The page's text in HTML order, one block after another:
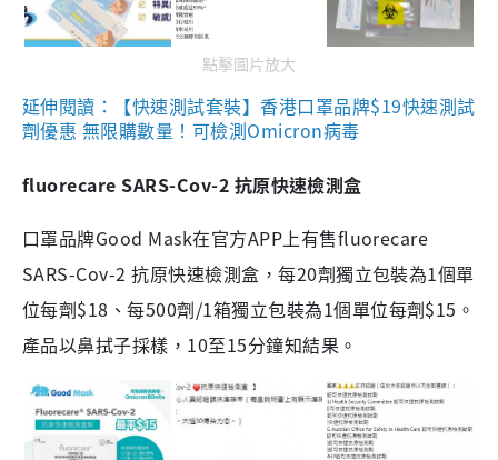
點擊圖片放大
延伸閱讀：【快速測試套裝】香港口罩品牌$19快速測試
劑優惠 無限購數量！可檢測Omicron病毒
fluorecare SARS-Cov-2 抗原快速檢測盒
口罩品牌Good Mask在官方APP上有售fluorecare
SARS-Cov-2 抗原快速檢測盒，每20劑獨立包裝為1個單
位每劑$18、每500劑/1箱獨立包裝為1個單位每劑$15。
產品以鼻拭子採樣，10至15分鐘知結果。